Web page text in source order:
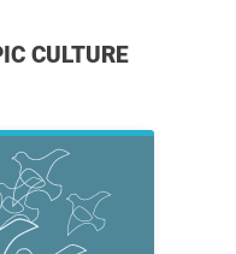
CULTURE